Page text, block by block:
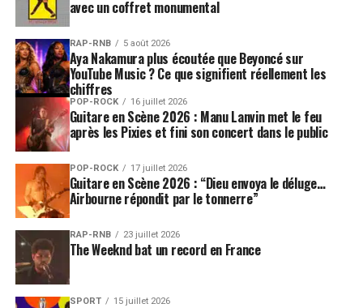
avec un coffret monumental
RAP-RNB 5 août 2026
Aya Nakamura plus écoutée que Beyoncé sur
YouTube Music ? Ce que signifient réellement les
chiffres
POP-ROCK 16 juillet 2026
Guitare en Scène 2026 : Manu Lanvin met le feu
après les Pixies et fini son concert dans le public
POP-ROCK 17 juillet 2026
Guitare en Scène 2026 : “Dieu envoya le déluge…
Airbourne répondit par le tonnerre”
RAP-RNB 23 juillet 2026
The Weeknd bat un record en France
SPORT 15 juillet 2026